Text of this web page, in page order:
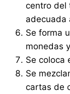
centro del
adecuada
Se forma
monedas
Se coloca
Se
cartas de